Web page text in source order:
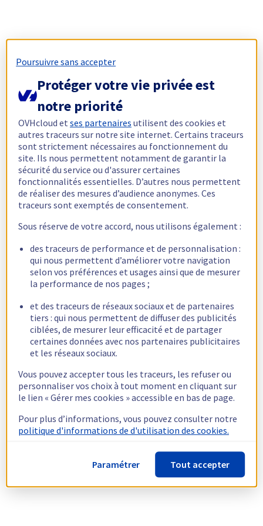
Poursuivre sans accepter
Protéger votre vie privée est
notre priorité
OVHcloud etses partenaires utilisent des cookies et
autres traceurs sur notre site internet. Certains traceurs
sont strictement nécessaires au fonctionnement du
site. Ils nous permettent notamment de garantir la
sécurité du service ou d'assurer certaines
fonctionnalités essentielles. D’autres nous permettent
de réaliser des mesures d’audience anonymes. Ces
traceurs sont exemptés de consentement.
Sous réserve de votre accord, nous utilisons également :
des traceurs de performance et de personnalisation :
qui nous permettent d’améliorer votre navigation
selon vos préférences et usages ainsi que de mesurer
la performance de nos pages ;
et des traceurs de réseaux sociaux et de partenaires
tiers : qui nous permettent de diffuser des publicités
ciblées, de mesurer leur efficacité et de partager
certaines données avec nos partenaires publicitaires
et les réseaux sociaux.
Vous pouvez accepter tous les traceurs, les refuser ou
personnaliser vos choix à tout moment en cliquant sur
le lien « Gérer mes cookies » accessible en bas de page.
Pour plus d’informations, vous pouvez consulter notre
politique d'informations de d'utilisation des cookies.
Paramétrer Tout accepter